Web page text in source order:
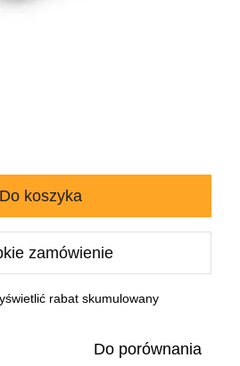
Do koszyka
zamówienie
rabat skumulowany
Do porównania